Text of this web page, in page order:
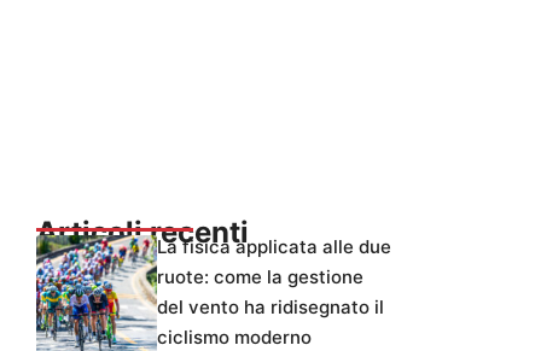
Articoli recentiLa fisica applicata alle due
ruote: come la gestione
del vento ha ridisegnato il
ciclismo moderno